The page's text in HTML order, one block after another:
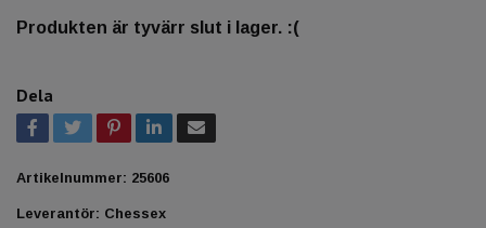
Produkten är tyvärr slut i lager. :(
Dela
Artikelnummer: 25606
Leverantör: Chessex